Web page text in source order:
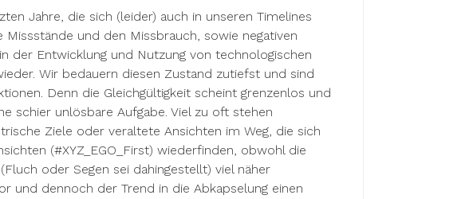
Jahre, die sich (leider) auch in unseren Timelines
und den Missbrauch, sowie negativen
der Entwicklung und Nutzung von technologischen
Wir bedauern diesen Zustand zutiefst und sind
Denn die Gleichgültigkeit scheint grenzenlos und
schier unlösbare Aufgabe. Viel zu oft stehen
Ziele oder veraltete Ansichten im Weg, die sich
(#XYZ_EGO_First) wiederfinden, obwohl die
oder Segen sei dahingestellt) viel näher
und dennoch der Trend in die Abkapselung einen